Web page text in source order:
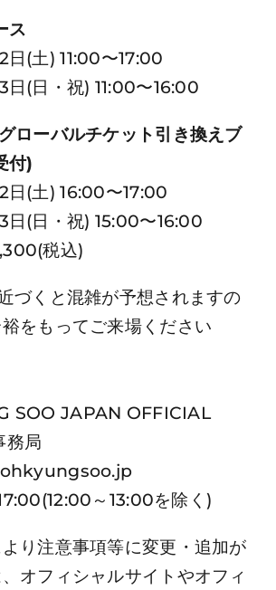
ス
日(土) 11:00〜17:00
日(日・祝) 11:00〜16:00
ローバルチケット引き換えブ
付)
日(土) 16:00〜17:00
日(日・祝) 15:00〜16:00
税込)
づくと混雑が予想されますの
をもってご来場ください
SOO JAPAN OFFICIAL
務局
～13:00を除く)
り注意事項等に変更・追加が
オフィシャルサイトやオフィ